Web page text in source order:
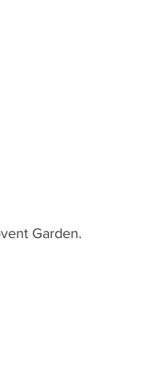
Garden.